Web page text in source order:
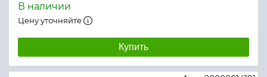
В наличии
Цену уточняйте
Купить